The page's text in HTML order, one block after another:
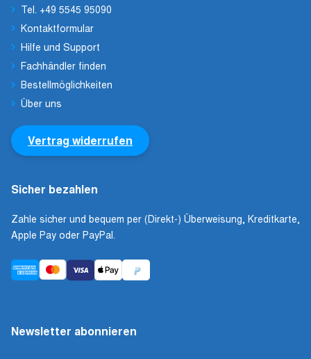
Tel. +49 5545 95090
Kontaktformular
Hilfe und Support
Fachhändler finden
Bestellmöglichkeiten
Über uns
Vertrag widerrufen
Sicher bezahlen
Zahle sicher und bequem per (Direkt-) Überweisung, Kreditkarte,
Apple Pay oder PayPal.
Newsletter abonnieren